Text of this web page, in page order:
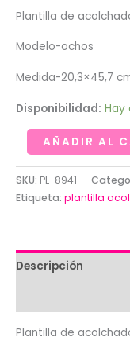
Plantilla de
Modelo-ochos
Medida-20,3×45,7
Disponibilidad: Hay
Plantilla
de
acolchado
con
ochos
cantidad
AÑADIR AL
SKU: PL-8941
Etiqueta: plantilla
Descripción
Plantilla de